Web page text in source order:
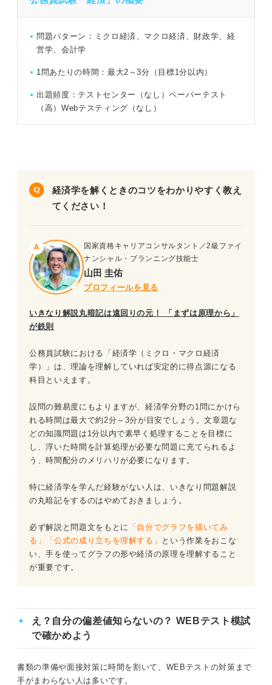
問題24（難易度：★★★★☆）
問題25（難易度：★★★★☆）
問題29（難易度：★★★★☆）
問題31（難易度：★★★★☆）
問題32（難易度：★★★★☆）
問題33（難易度：★★★★☆）
問題34（難易度：★★★★☆）
問題36（難易度：★★★★☆）
問題38（難易度：★★★★☆）
公務員試験の「経済」を対策する際のポイント
問題パターン：ミクロ経済、マクロ経済、財政学、経
営学、会計学
1問あたりの時間：最大2～3分（目標1分以内）
出題頻度：テストセンター（なし）ペーパーテスト
（高）Webテスティング（なし）
経済学を解くときのコツをわかりやすく教え
てください！
国家資格キャリアコンサルタント／2級ファイ
ナンシャル・プランニング技能士
山田 圭佑
プロフィールを見る
いきなり解説丸暗記は遠回りの元！ 「まずは原理から」
が鉄則
公務員試験における「経済学（ミクロ・マクロ経済
学）」は、理論を理解していれば安定的に得点源になる
科目といえます。
設問の難易度にもよりますが、経済学分野の1問にかけら
れる時間は最大で約2分～3分が目安でしょう。文章題な
どの知識問題は1分以内で素早く処理することを目標に
し、浮いた時間を計算処理が必要な問題に充てられるよ
う、時間配分のメリハリが必要になります。
特に経済学を学んだ経験がない人は、いきなり問題解説
の丸暗記をするのはやめておきましょう。
必ず解説と問題文をもとに
「自分でグラフを描いてみ
る」「公式の成り立ちを理解する」 という作業をおこな
い、手を使ってグラフの形や経済の原理を理解すること
が重要です。
え？自分の偏差値知らないの？ WEBテスト模試
で確かめよう
書類の準備や面接対策に時間を割いて、WEBテストの対策まで
手がまわらない人は多いです。
方の解説付き！
問題1（難易度：★★☆☆☆）
問題2（難易度：★★☆☆☆）
問題3（難易度：★★☆☆☆）
問題6（難易度：★★★☆☆）
問題8（難易度：★★★☆☆）
問題9（難易度：★★★☆☆）
問題10（難易度：★★★☆☆）
問題12（難易度：★★★☆☆）
問題14（難易度：★★★☆☆）
問題15（難易度：★★★☆☆）
問題17（難易度：★★★☆☆）
問題18（難易度：★★★☆☆）
問題19（難易度：★★★☆☆）
問題22（難易度：★★★★☆）